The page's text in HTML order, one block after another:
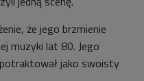
że jego brzmienie
muzyki lat 80. Jego
jako swoisty